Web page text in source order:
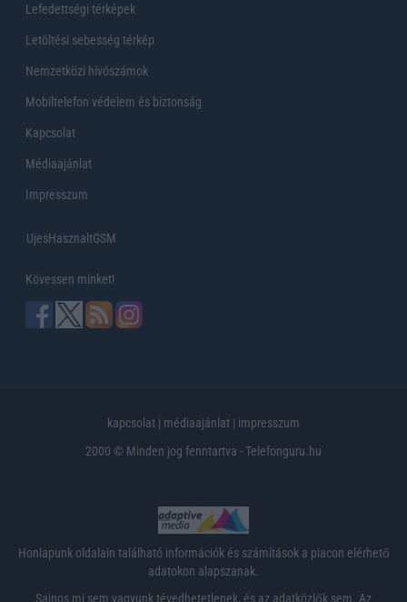
Lefedettségi térképek
Letöltési sebesség térkép
Nemzetközi hívószámok
Mobiltelefon védelem és biztonság
Kapcsolat
Médiaajánlat
Impresszum
UjesHasznaltGSM
Kövessen minket!
kapcsolat | médiaajánlat | impresszum
2000 © Minden jog fenntartva - Telefonguru.hu
Honlapunk oldalain található információk és számítások a piacon elérhető
adatokon alapszanak.
Sajnos mi sem vagyunk tévedhetetlenek, és az adatközlők sem. Az